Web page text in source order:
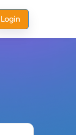
Login